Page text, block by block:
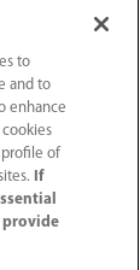
Co.,
di Legalità
to
and to
enhance
profile of
If
provide